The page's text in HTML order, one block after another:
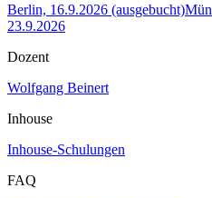
Berlin, 16.9.2026 (ausgebucht)
23.9.2026
Dozent
Wolfgang Beinert
Inhouse
Inhouse-Schulungen
FAQ